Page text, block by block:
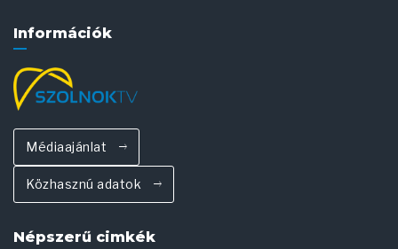
Információk
Médiaajánlat
Közhasznú adatok
Népszerű cimkék